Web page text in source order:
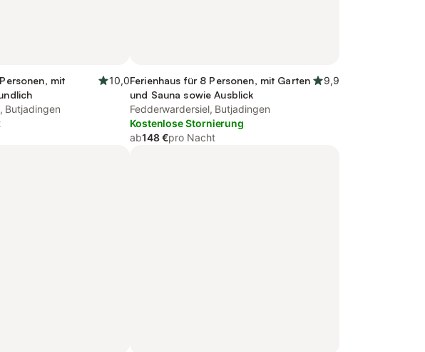
mit
10,0
Butjadingen
Ferienhaus für 8 Personen, mit Garten
und Sauna sowie Ausblick
9,9
Fedderwardersiel, Butjadingen
Kostenlose Stornierung
ab148 €pro Nacht